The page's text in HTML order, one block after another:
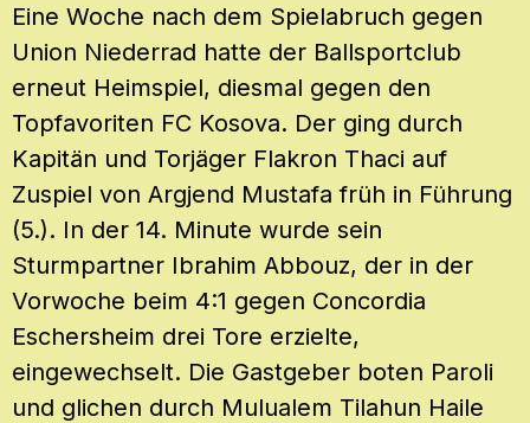
Eine Woche nach dem Spielabruch gegen
Union Niederrad hatte der Ballsportclub
erneut Heimspiel, diesmal gegen den
Topfavoriten FC Kosova. Der ging durch
Kapitän und Torjäger Flakron Thaci auf
Zuspiel von Argjend Mustafa früh in Führung
(5.). In der 14. Minute wurde sein
Sturmpartner Ibrahim Abbouz, der in der
Vorwoche beim 4:1 gegen Concordia
Eschersheim drei Tore erzielte,
eingewechselt. Die Gastgeber boten Paroli
und glichen durch Mulualem Tilahun Haile